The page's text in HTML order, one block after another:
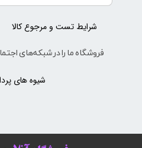
فروشگاه ما را در شبکه‌های
شیوه های
شرایط تست و مرجوع کالا